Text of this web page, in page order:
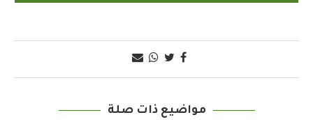
مواضيع ذات صلة